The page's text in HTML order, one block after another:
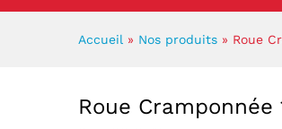
Accueil » Nos produits » Roue
Roue Cramponnée